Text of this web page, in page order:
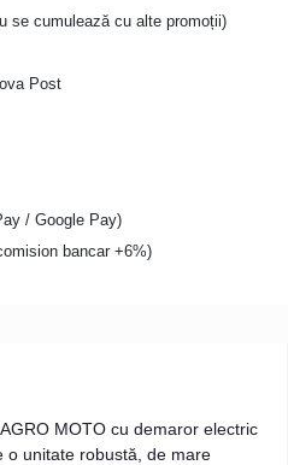
se cumulează cu alte promoții)
Post
/ Google Pay)
bancar +6%)
MOTO cu demaror electric
o unitate robustă, de mare